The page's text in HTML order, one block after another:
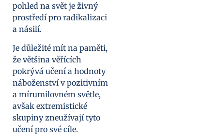
pohled na svět je živný
prostředí pro radikalizaci
a násilí.
Je důležité mít na paměti,
že většina věřících
pokrývá učení a hodnoty
náboženství v pozitivním
a mírumilovném světle,
avšak extremistické
skupiny zneužívají tyto
učení pro své cíle.